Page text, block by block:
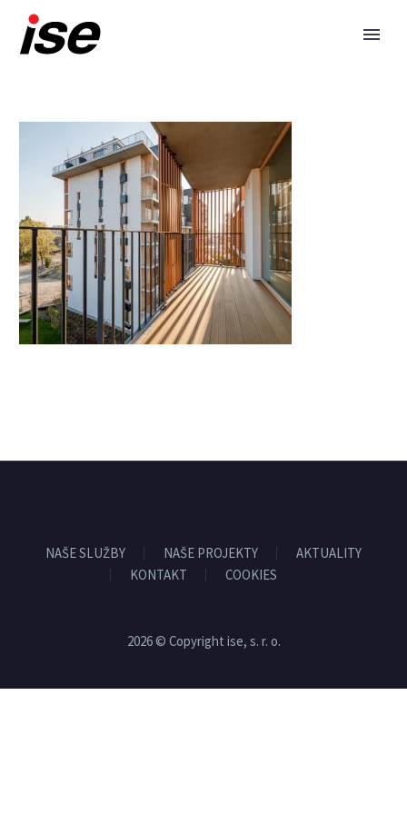
NAŠE SLUŽBY NAŠE PROJEKTY
AKTUALITY
KONTAKT
COOKIES
2026 © Copyright ise, s. r. o.